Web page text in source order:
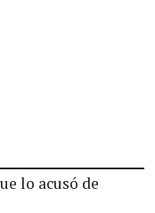
lo acusó de